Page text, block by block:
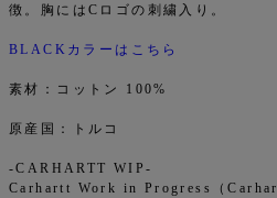
徴。胸にはCロゴの刺繍入り。
BLACKカラーはこちら
素材：コットン 100%
原産国：トルコ
-CARHARTT WIP-
Carhartt Work in Progress（